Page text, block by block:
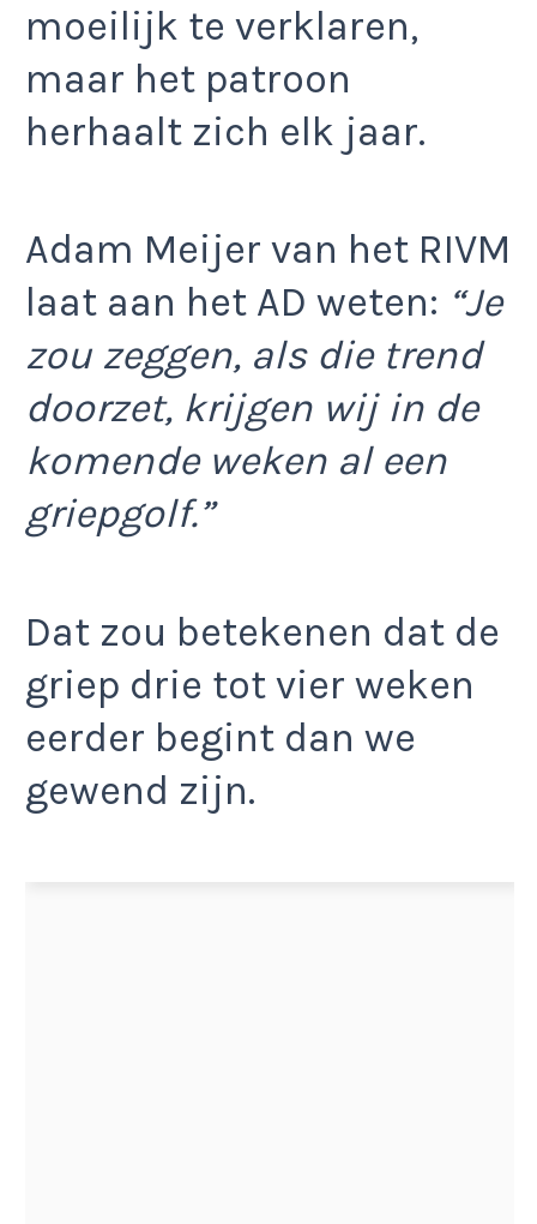
moeilijk te verklaren,
maar het patroon
herhaalt zich elk jaar.
Adam Meijer van het RIVM
laat aan het AD weten: “Je
zou zeggen, als die trend
doorzet, krijgen wij in de
komende weken al een
griepgolf.”
Dat zou betekenen dat de
griep drie tot vier weken
eerder begint dan we
gewend zijn.